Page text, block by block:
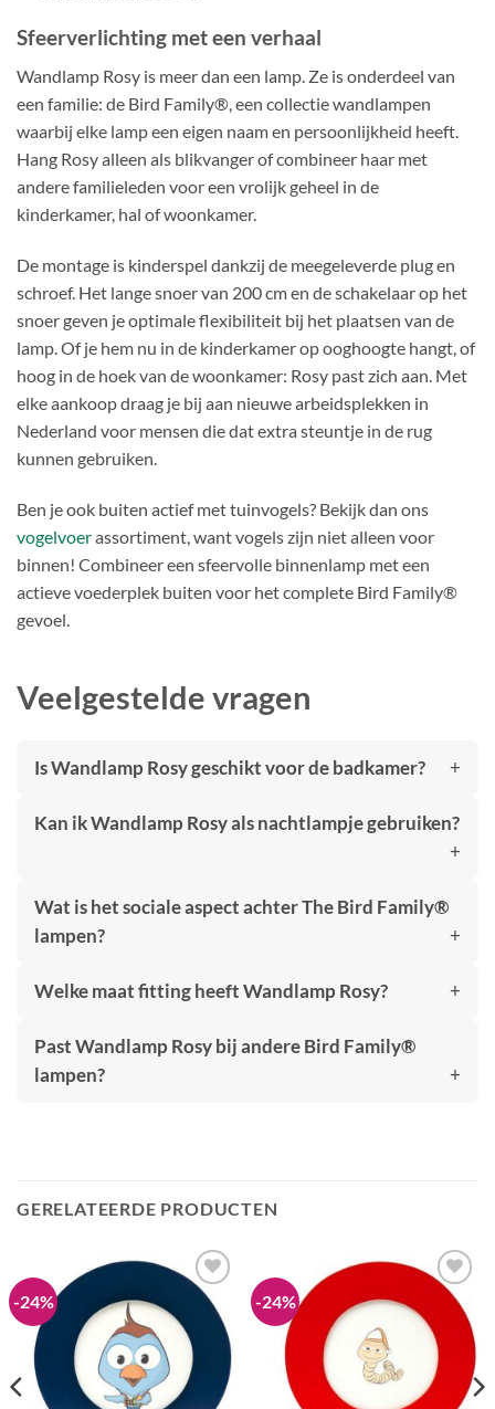
Sfeerverlichting met een verhaal
Wandlamp Rosy is meer dan een lamp. Ze is onderdeel van
een familie: de Bird Family®, een collectie wandlampen
waarbij elke lamp een eigen naam en persoonlijkheid heeft.
Hang Rosy alleen als blikvanger of combineer haar met
andere familieleden voor een vrolijk geheel in de
kinderkamer, hal of woonkamer.
De montage is kinderspel dankzij de meegeleverde plug en
schroef. Het lange snoer van 200 cm en de schakelaar op het
snoer geven je optimale flexibiliteit bij het plaatsen van de
lamp. Of je hem nu in de kinderkamer op ooghoogte hangt, of
hoog in de hoek van de woonkamer: Rosy past zich aan. Met
elke aankoop draag je bij aan nieuwe arbeidsplekken in
Nederland voor mensen die dat extra steuntje in de rug
kunnen gebruiken.
Ben je ook buiten actief met tuinvogels? Bekijk dan ons
vogelvoerassortiment, want vogels zijn niet alleen voor
binnen! Combineer een sfeervolle binnenlamp met een
actieve voederplek buiten voor het complete Bird Family®
gevoel.
Veelgestelde vragen
Is Wandlamp Rosy geschikt voor de badkamer?
Kan ik Wandlamp Rosy als nachtlampje gebruiken?
Wat is het sociale aspect achter The Bird Family®
lampen?
Welke maat fitting heeft Wandlamp Rosy?
Past Wandlamp Rosy bij andere Bird Family®
lampen?
GERELATEERDE PRODUCTEN
-24%
Toevoegen
verlanglijst
-24%
Toevoegen
verlanglijst